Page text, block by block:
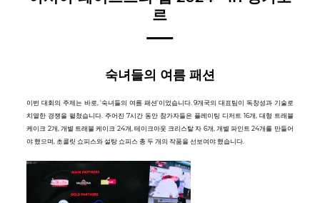
르
숙녀들의 여름 패션
이번 대회의 주제는 바로, '숙녀들의 여름 패션'이었습니다. 9개국의 대표팀이 독창성과 기술로
치열한 경쟁을 펼쳤습니다. 주어진 7시간 동안 참가자들은 플레이팅 디저트 16개, 대형 트래블
케이크 2개, 개별 트래블 케이크 24개, 테이크아웃 크리스탈 자 6개, 개별 파인트 24개를 만들어
야 했으며, 초콜릿 쇼피스와 설탕 쇼피스 총 두 개의 작품을 선보여야 했습니다.